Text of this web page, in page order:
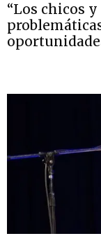
“Los chicos